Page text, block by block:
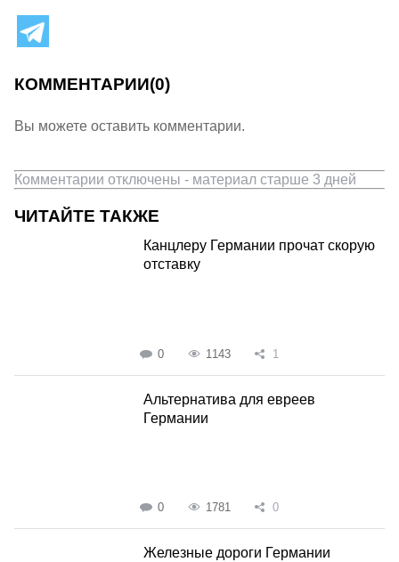
КОММЕНТАРИИ(0)
Вы можете оставить комментарии.
Комментарии отключены - материал старше 3 дней
ЧИТАЙТЕ ТАКЖЕ
Канцлеру Германии прочат скорую
отставку
0 1143 1
Альтернатива для евреев
Германии
0 1781 0
Железные дороги Германии